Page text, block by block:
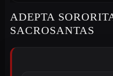
ADEPTA
SACROSANTAS